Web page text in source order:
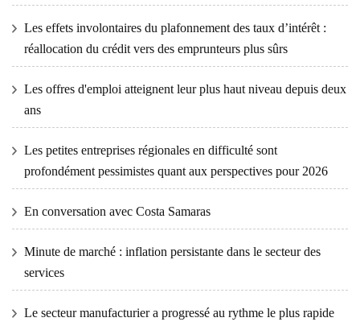
Les effets involontaires du plafonnement des taux d’intérêt :
réallocation du crédit vers des emprunteurs plus sûrs
Les offres d'emploi atteignent leur plus haut niveau depuis deux
ans
Les petites entreprises régionales en difficulté sont
profondément pessimistes quant aux perspectives pour 2026
En conversation avec Costa Samaras
Minute de marché : inflation persistante dans le secteur des
services
Le secteur manufacturier a progressé au rythme le plus rapide